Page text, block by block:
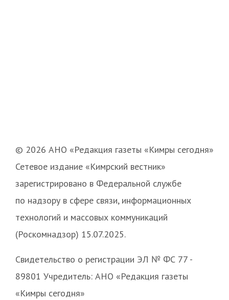
© 2026 АНО «Редакция газеты «Кимры сегодня»
Сетевое издание «Кимрский вестник»
зарегистрировано в Федеральной службе
по надзору в сфере связи, информационных
технологий и массовых коммуникаций
(Роскомнадзор) 15.07.2025.
Свидетельство о регистрации ЭЛ № ФС 77 -
89801 Учредитель: АНО «Редакция газеты
«Кимры сегодня»